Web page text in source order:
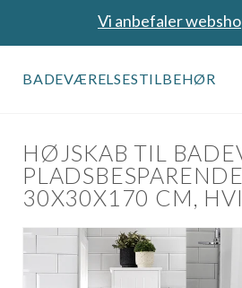
Vi anbefaler
BADEVÆRELSESTILBEHØR
HØJSKAB TIL
30X30X170 CM,